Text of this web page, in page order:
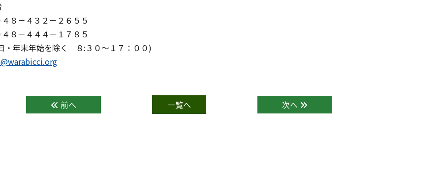
８－４３２－２６５５
８－４４４－１７８５
・年末年始を除く ８:３０～１７：００)
前へ 一覧へ 次へ